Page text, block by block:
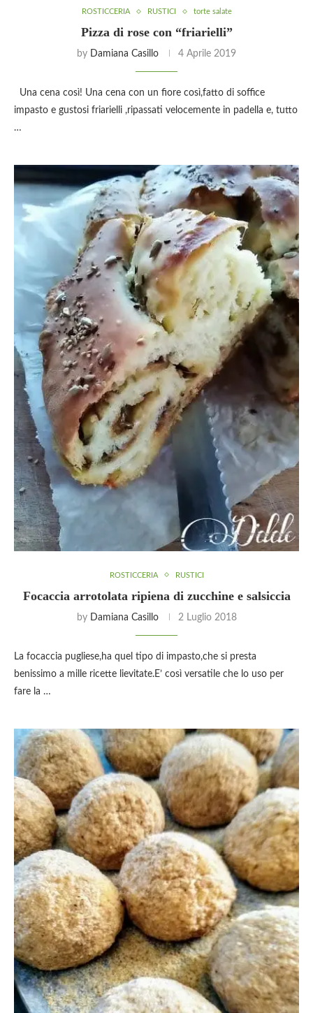
ROSTICCERIA RUSTICI torte salate
Pizza di rose con “friarielli”
by Damiana Casillo 4 Aprile 2019
Una cena così! Una cena con un fiore così,fatto di soffice
impasto e gustosi friarielli ,ripassati velocemente in padella e, tutto
…
ROSTICCERIA RUSTICI
Focaccia arrotolata ripiena di zucchine e salsiccia
by Damiana Casillo 2 Luglio 2018
La focaccia pugliese,ha quel tipo di impasto,che si presta
benissimo a mille ricette lievitate.E’ così versatile che lo uso per
fare la …